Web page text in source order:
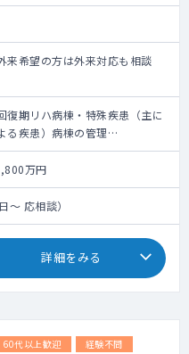
来希望の方は外来対応も相談
復期リハ病棟・特殊疾患（主に
る疾患）病棟の管理
数については最大40名程度
万円
～ 応相談）
詳細をみる
60代以上歓迎 経験不問